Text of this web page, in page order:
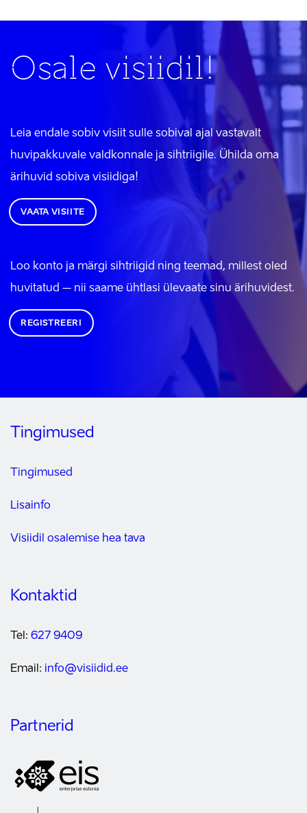
Osale visiidil!
Leia endale sobiv visiit sulle sobival ajal vastavalt
huvipakkuvale valdkonnale ja sihtriigile. Ühilda oma
ärihuvid sobiva visiidiga!
VAATA VISIITE
Loo konto ja märgi sihtriigid ning teemad, millest oled
huvitatud – nii saame ühtlasi ülevaate sinu ärihuvidest.
REGISTREERI
Tingimused
Tingimused
Lisainfo
Visiidil osalemise hea tava
Kontaktid
Tel: 627 9409
Email: info@visiidid.ee
Partnerid